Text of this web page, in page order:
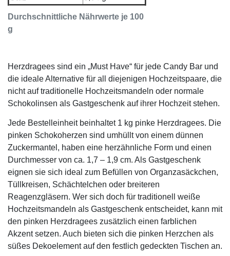
Durchschnittliche Nährwerte je 100
g
Herzdragees sind ein „Must Have“ für jede Candy Bar und
die ideale Alternative für all diejenigen Hochzeitspaare, die
nicht auf traditionelle Hochzeitsmandeln oder normale
Schokolinsen als Gastgeschenk auf ihrer Hochzeit stehen.
Jede Bestelleinheit beinhaltet 1 kg pinke Herzdragees. Die
pinken Schokoherzen sind umhüllt von einem dünnen
Zuckermantel, haben eine herzähnliche Form und einen
Durchmesser von ca. 1,7 – 1,9 cm. Als Gastgeschenk
eignen sie sich ideal zum Befüllen von Organzasäckchen,
Tüllkreisen, Schächtelchen oder breiteren
Reagenzgläsern. Wer sich doch für traditionell weiße
Hochzeitsmandeln als Gastgeschenk entscheidet, kann mit
den pinken Herzdragees zusätzlich einen farblichen
Akzent setzen. Auch bieten sich die pinken Herzchen als
süßes Dekoelement auf den festlich gedeckten Tischen an.